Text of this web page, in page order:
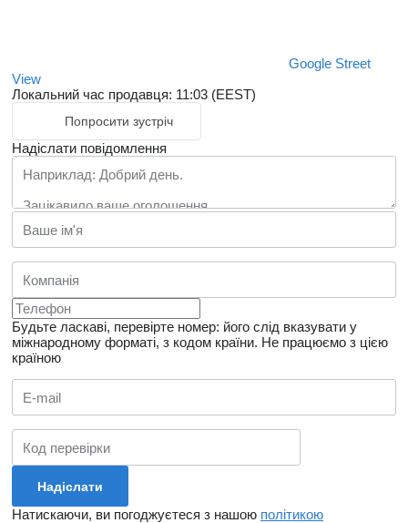
Google Street
View
Локальний час продавця: 11:03 (EEST)
Попросити зустріч
Надіслати повідомлення
Будьте ласкаві, перевірте номер: його слід вказувати у
міжнародному форматі, з кодом країни. Не працюємо з цією
країною
Натискаючи, ви погоджуєтеся з нашою політикою